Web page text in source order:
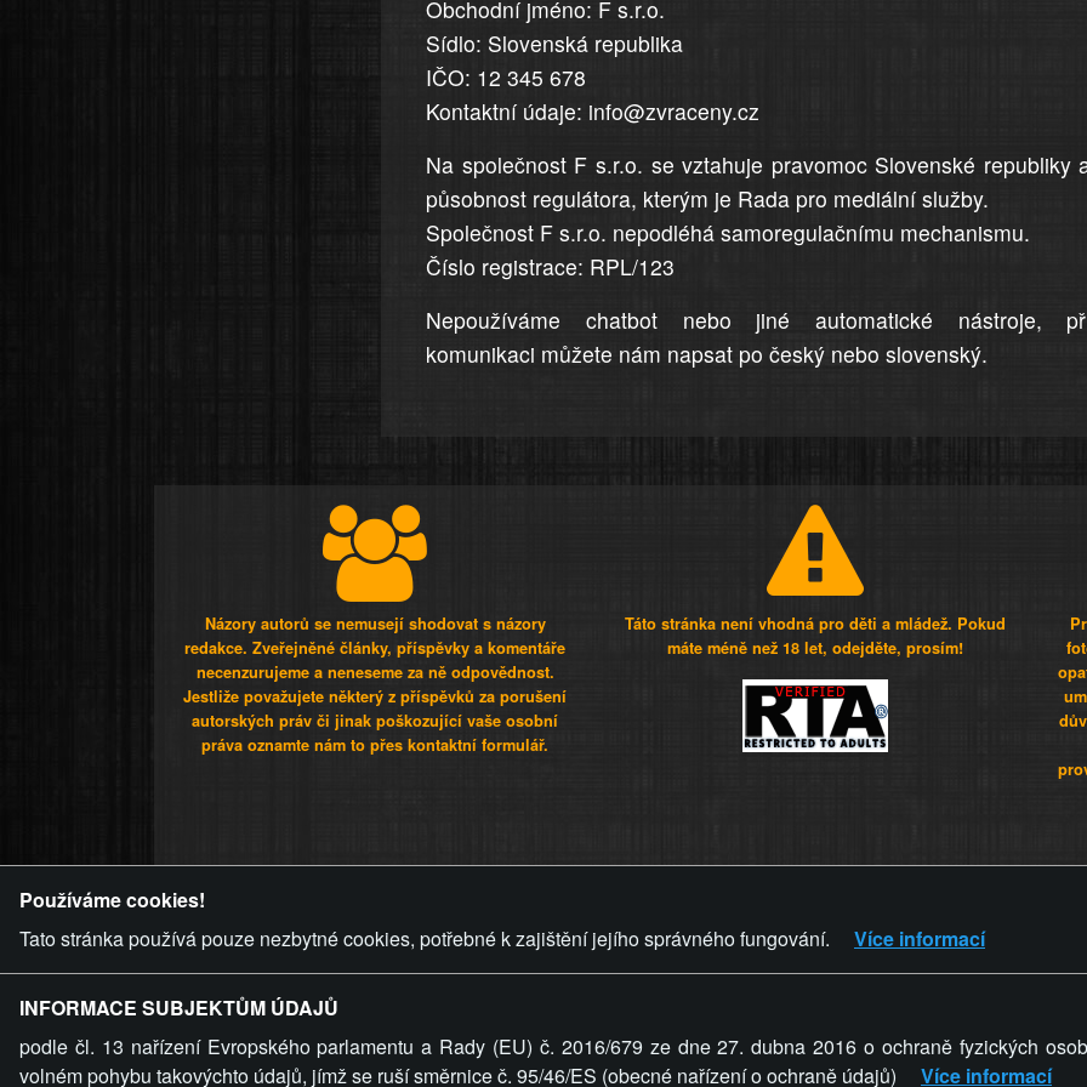
jsou
přesná
a
úplná
Obchodní jméno: F s.r.o.
Sídlo: Slovenská republika
IČO: 12 345 678
Kontaktní údaje: info@zvraceny.cz
Na společnost F s.r.o. se vztahuje pravomoc Slovenské republiky
působnost regulátora, kterým je Rada pro mediální služby.
Společnost F s.r.o. nepodléhá samoregulačnímu mechanismu.
Číslo registrace: RPL/123
Nepoužíváme chatbot nebo jiné automatické nástroje,
komunikaci můžete nám napsat po český nebo slovenský.
Názory autorů se nemusejí shodovat s názory
redakce. Zveřejněné články, příspěvky a komentáře
necenzurujeme a neneseme za ně odpovědnost.
Jestliže považujete některý z příspěvků za porušení
autorských práv či jinak poškozující vaše osobní
práva oznamte nám to přes kontaktní formulář.
Táto stránka není vhodná pro děti a mládež. Pokud
máte méně než 18 let, odejděte, prosím!
ZVRÁCENÝ.CZ PRAVIDLA A
Používáme cookies!
Tato stránka používá pouze nezbytné cookies, potřebné k zajištění jejího správného fungování.
Více informací
INFORMACE SUBJEKTŮM ÚDAJŮ
podle čl. 13 nařízení Evropského parlamentu a Rady (EU) č. 2016/679 ze dne 27. dubna 2016 o ochraně fyzických
volném pohybu takovýchto údajů, jímž se ruší směrnice č. 95/46/ES (obecné nařízení o ochraně údajů)
Více informací